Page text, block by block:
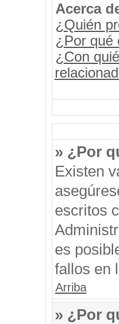
Acerca
¿Quién
¿Por qué
¿Con
» ¿Por
Existen
escritos
es
fallos en
Arriba
» ¿Por